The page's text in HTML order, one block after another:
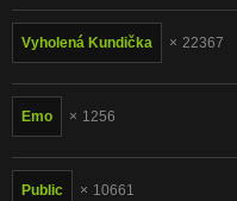
Vyholená Kundička 22367
Emo 1256
Public 10661